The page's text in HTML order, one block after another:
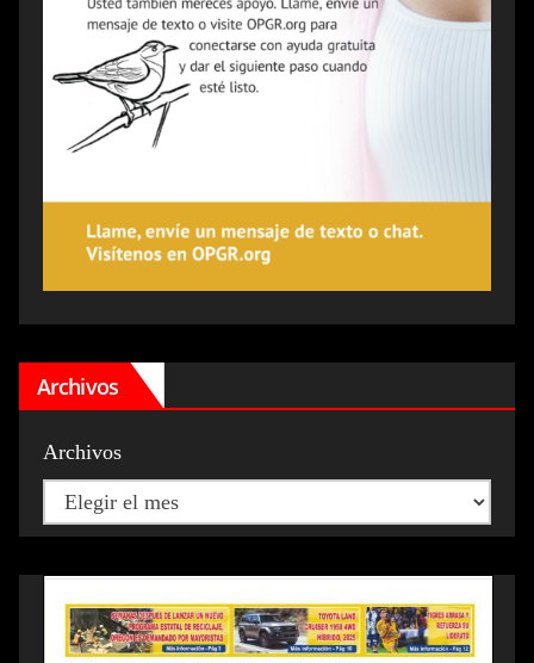
Archivos
Archivos